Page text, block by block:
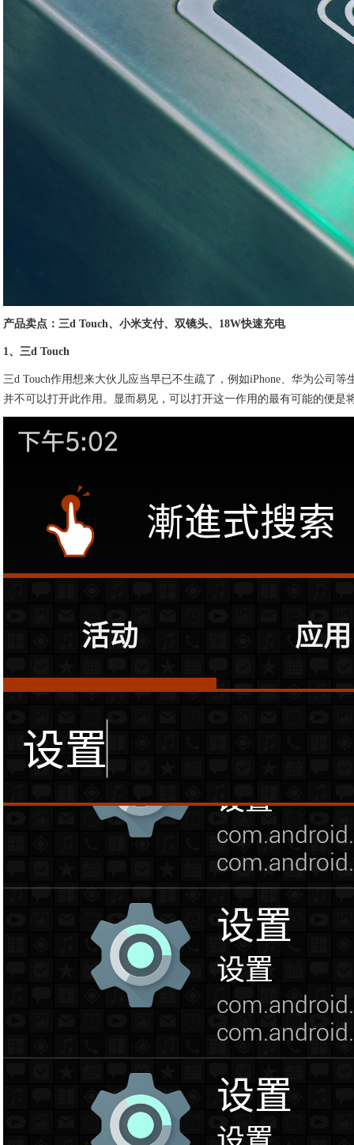
产品卖点：三d Touch、小米支付、双镜头、18W快速充电
1、三d Touch
三d Touch作用想来大伙儿应当早已不生疏了，例如iPhone、华为公司
并不可以打开此作用。显而易见，可以打开这一作用的最有可能的便是